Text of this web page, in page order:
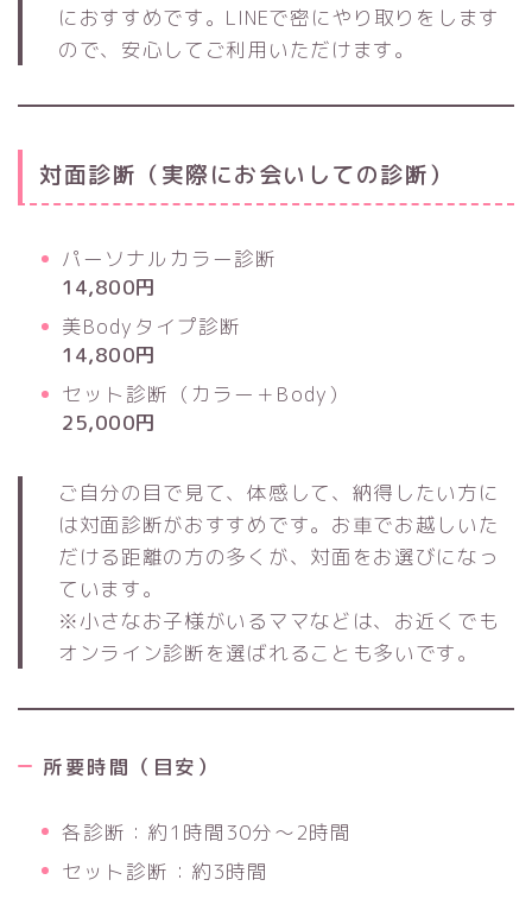
におすすめです。LINEで密にやり取りをします
ので、安心してご利用いただけます。
対面診断（実際にお会いしての診断）
パーソナルカラー診断
14,800円
美Bodyタイプ診断
14,800円
セット診断（カラー＋Body）
25,000円
ご自分の目で見て、体感して、納得したい方に
は対面診断がおすすめです。お車でお越しいた
だける距離の方の多くが、対面をお選びになっ
ています。
※小さなお子様がいるママなどは、お近くでも
オンライン診断を選ばれることも多いです。
所要時間（目安）
各診断：約1時間30分〜2時間
セット診断：約3時間